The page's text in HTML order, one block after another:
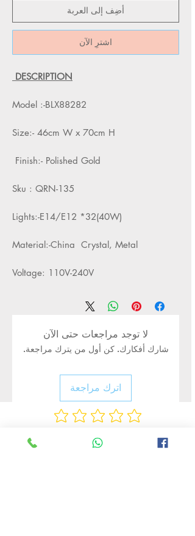
أضِف إلى العربة
اشترِ الآن
DESCRIPTION
Model :-BLX88282
Size:- 46cm W x 70cm H
Finish:- Polished Gold
Sku : QRN-135
Lights:-E14/E12 *32(40W)
Material:-China Crystal, Metal
Voltage: 110V-240V
لا توجد مراجعات حتى الآن
شارك أفكارك. كن أول من يترك مراجعة.
اترك مراجعة
Rate Us